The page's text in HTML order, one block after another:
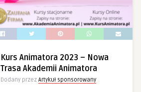
Kurs Animatora 2023 – Nowa
Trasa Akademii Animatora
Dodany przez Artykuł sponsorowany